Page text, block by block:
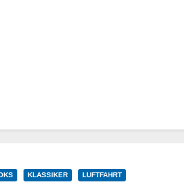
KLASSIKER LUFTFAHRT